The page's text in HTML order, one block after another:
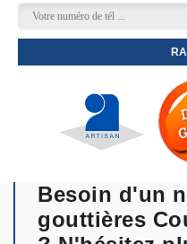
Besoin d'un
gouttières